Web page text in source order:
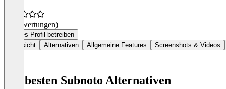
(0 Bewertungen)
Dieses Profil betreiben
Übersicht
Alternativen Allgemeine Features Screenshots & Videos
Die besten Subnoto Alternativen